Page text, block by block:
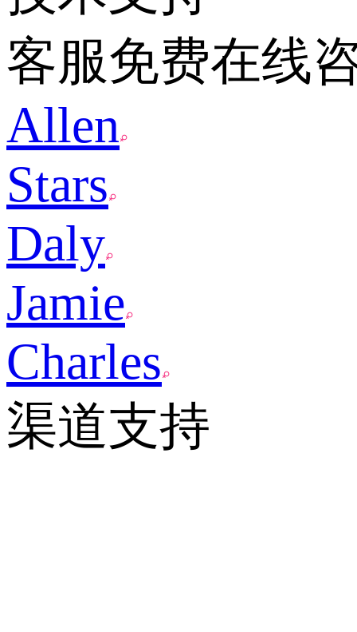
客服免费在线
Allen
Stars
Daly
Jamie
Charles
渠道支持